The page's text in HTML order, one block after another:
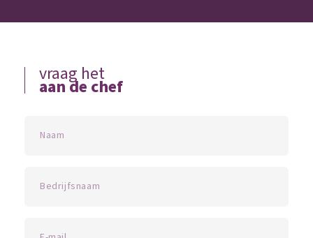
vraag het
aan de chef